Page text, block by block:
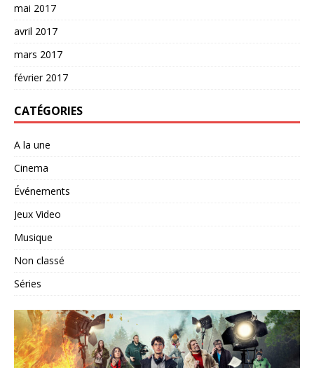
mai 2017
avril 2017
mars 2017
février 2017
CATÉGORIES
A la une
Cinema
Événements
Jeux Video
Musique
Non classé
Séries